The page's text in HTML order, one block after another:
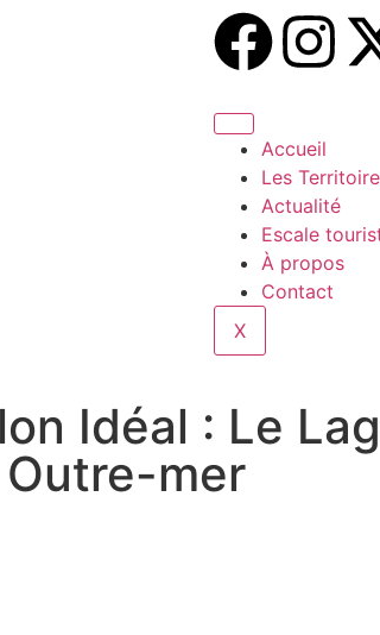
Accueil
Les
Actualité
Escale
À propos
Contact
X
Idéal : Le
mer